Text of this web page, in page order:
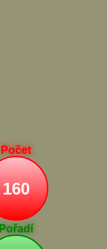
Počet
160
Pořadí